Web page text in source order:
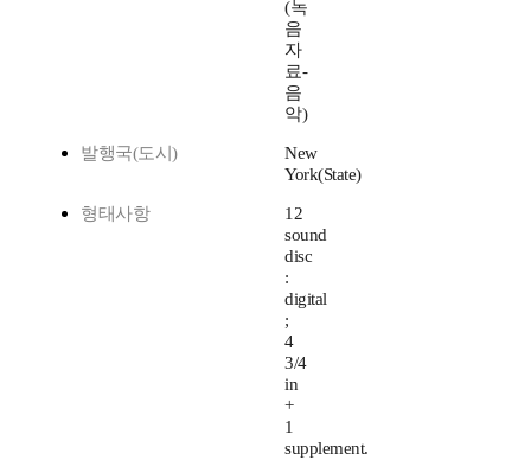
(녹
음
자
료-
음
악)
발행국(도시)
New
York(State)
형태사항
12
sound
disc
:
digital
;
4
3/4
in
+
1
supplement.